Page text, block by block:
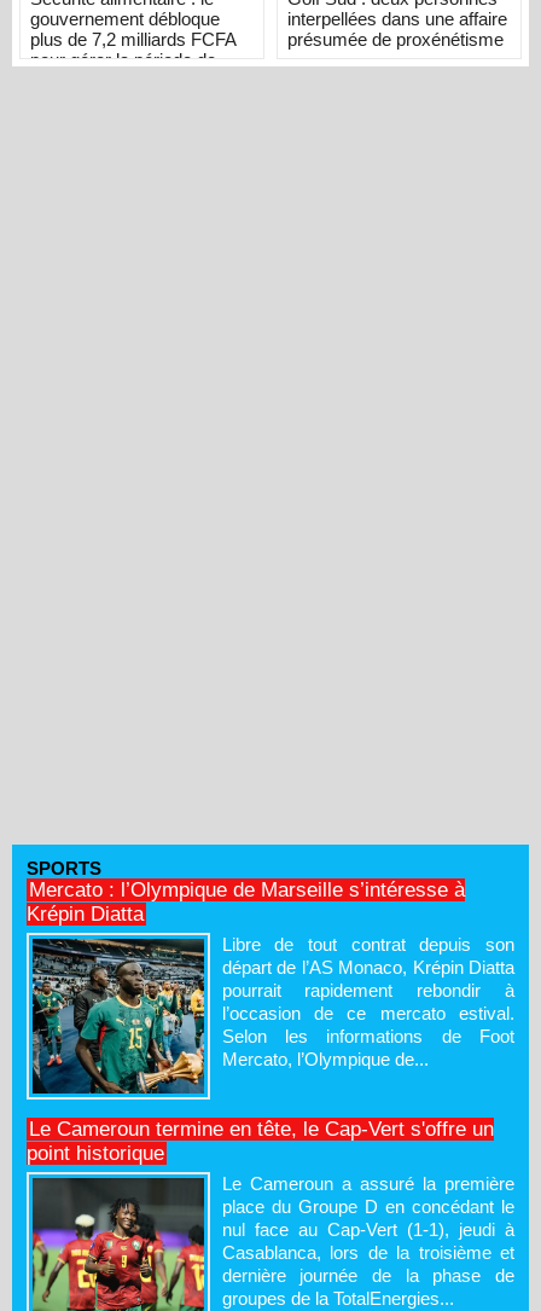
gouvernement débloque
plus de 7,2 milliards FCFA
pour gérer la période de
interpellées dans une affaire
présumée de proxénétisme
SPORTS
Mercato : l’Olympique de Marseille s’intéresse à
Krépin Diatta
Libre de tout contrat depuis son
départ de l’AS Monaco, Krépin Diatta
pourrait rapidement rebondir à
l’occasion de ce mercato estival.
Selon les informations de Foot
Mercato, l’Olympique de...
Le Cameroun termine en tête, le Cap-Vert s'offre un
point historique
Le Cameroun a assuré la première
place du Groupe D en concédant le
nul face au Cap-Vert (1-1), jeudi à
Casablanca, lors de la troisième et
dernière journée de la phase de
groupes de la TotalEnergies...